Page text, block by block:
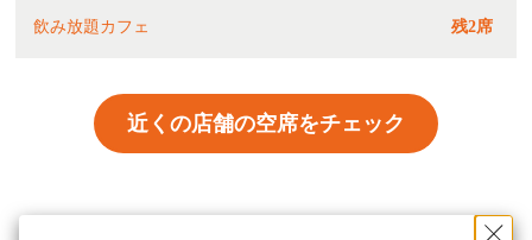
飲み放題カフェ 残2席
近くの店舗の空席をチェック